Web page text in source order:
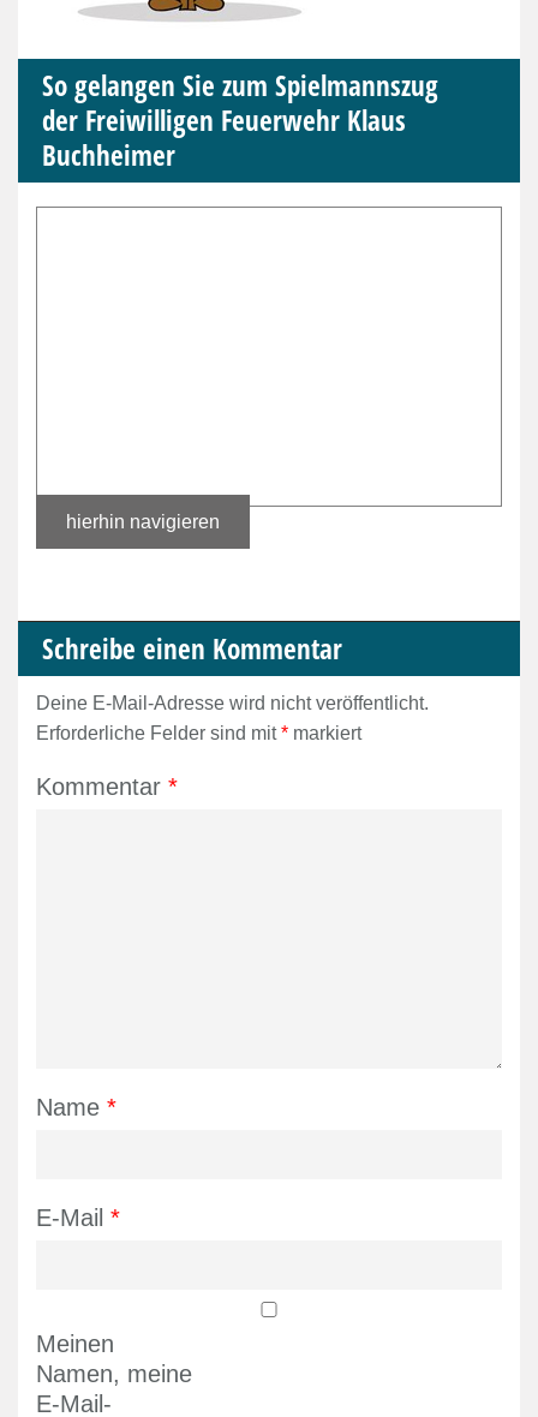
So gelangen Sie zum Spielmannszug
der Freiwilligen Feuerwehr Klaus
Buchheimer
hierhin navigieren
Schreibe einen Kommentar
Deine E-Mail-Adresse wird nicht veröffentlicht.
Erforderliche Felder sind mit* markiert
Kommentar *
Name *
E-Mail *
Meinen
Namen, meine
E-Mail-